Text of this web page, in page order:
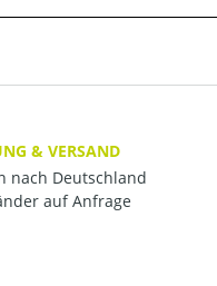
& VERSAND
nach Deutschland
auf Anfrage